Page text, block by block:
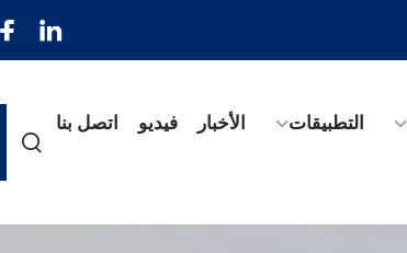
التطبيقات الأخبار فيديو
اتصل بنا